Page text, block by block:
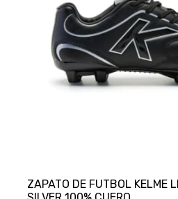
ZAPATO DE FUTBOL KELME